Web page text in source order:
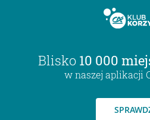
Blisko 10 000
w naszej aplikacji